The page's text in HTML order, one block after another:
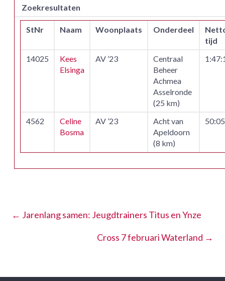
Zoekresultaten
StNr Naam Woonplaats Onderdeel
tijd
14025
Kees
Elsinga
AV ’23
Centraal
Beheer
Achmea
Asselronde
(25 km)
4562
Celine
Bosma
AV ’23
Acht van
Apeldoorn
(8 km)
50:05
← Jarenlang samen: Jeugdtrainers Titus en Ynze
Cross 7 februari Waterland →